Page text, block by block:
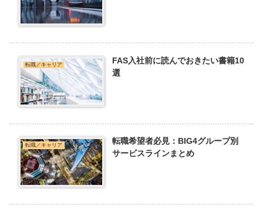
転職／キャリア
FAS入社前に読んでおきたい書籍10
選
転職／キャリア
転職希望者必見：BIG4グループ別
サービスラインまとめ